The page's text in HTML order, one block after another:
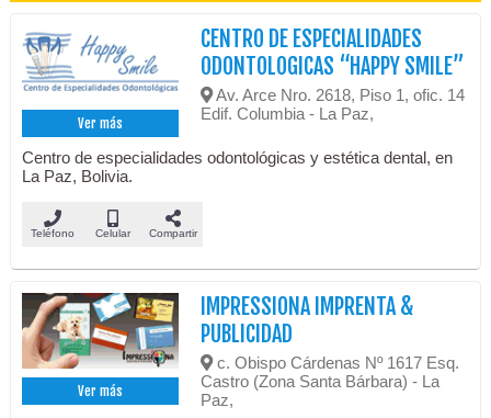
Ver más
CENTRO DE ESPECIALIDADES
ODONTOLOGICAS “HAPPY SMILE”
Av. Arce Nro. 2618, Piso 1, ofic. 14
Edif. Columbia - La Paz,
Centro de especialidades odontológicas y estética dental, en
La Paz, Bolivia.
Teléfono Celular Compartir
Ver más
IMPRESSIONA IMPRENTA &
PUBLICIDAD
c. Obispo Cárdenas Nº 1617 Esq.
Castro (Zona Santa Bárbara) - La
Paz,